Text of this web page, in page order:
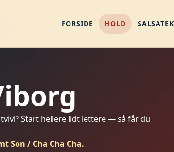
FORSIDE HOLD SALSATEK
Start hellere lidt lettere — så får du
Son / Cha Cha Cha.